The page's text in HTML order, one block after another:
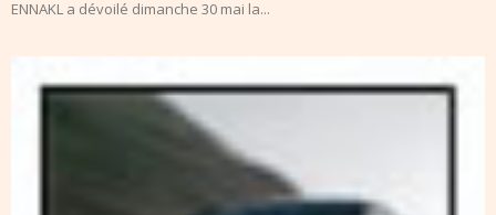
ENNAKL a dévoilé dimanche 30 mai la...